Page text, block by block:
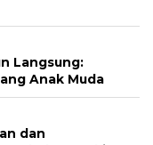
Langsung:
Anak Muda
dan